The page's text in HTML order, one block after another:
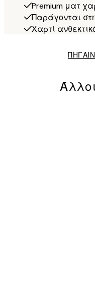
Premium ματ
Παράγονται
Χαρτί